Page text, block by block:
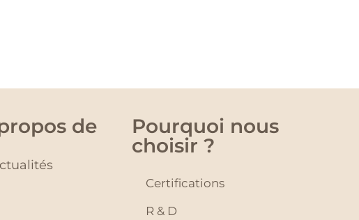
de
Pourquoi nous
choisir ?
Certifications
R & D